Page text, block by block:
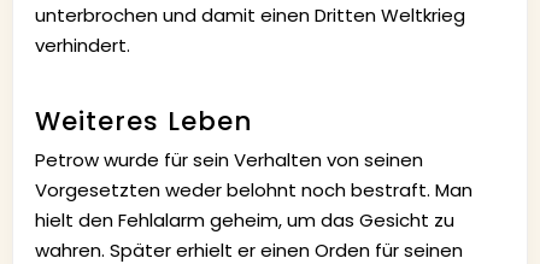
unterbrochen und damit einen Dritten Weltkrieg
verhindert.
Weiteres Leben
Petrow wurde für sein Verhalten von seinen
Vorgesetzten weder belohnt noch bestraft. Man
hielt den Fehlalarm geheim, um das Gesicht zu
wahren. Später erhielt er einen Orden für seinen